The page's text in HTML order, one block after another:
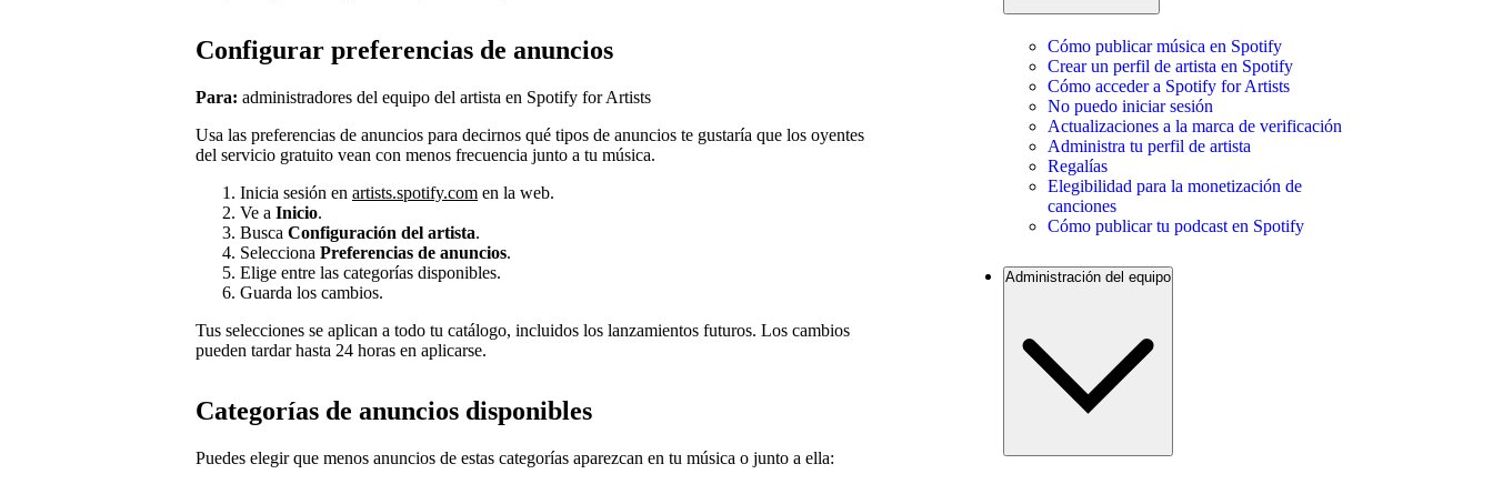
Configurar preferencias de anuncios
Para: administradores del equipo del artista en Spotify for Artists
Usa las preferencias de anuncios para decirnos qué tipos de anuncios te gustaría que los oyentes
del servicio gratuito vean con menos frecuencia junto a tu música.
Inicia sesión en artists.spotify.com en la web.
Ve a Inicio.
Busca Configuración del artista.
Selecciona Preferencias de anuncios.
Elige entre las categorías disponibles.
Guarda los cambios.
Tus selecciones se aplican a todo tu catálogo, incluidos los lanzamientos futuros. Los cambios
pueden tardar hasta 24 horas en aplicarse.
Categorías de anuncios disponibles
Puedes elegir que menos anuncios de estas categorías aparezcan en tu música o junto a ella:
Cómo publicar música en Spotify
Crear un perfil de artista en Spotify
Cómo acceder a Spotify for Artists
No puedo iniciar sesión
Actualizaciones a la marca de verificación
Administra tu perfil de artista
Regalías
Elegibilidad para la monetización de
canciones
Cómo publicar tu podcast en Spotify
Administración del equipo